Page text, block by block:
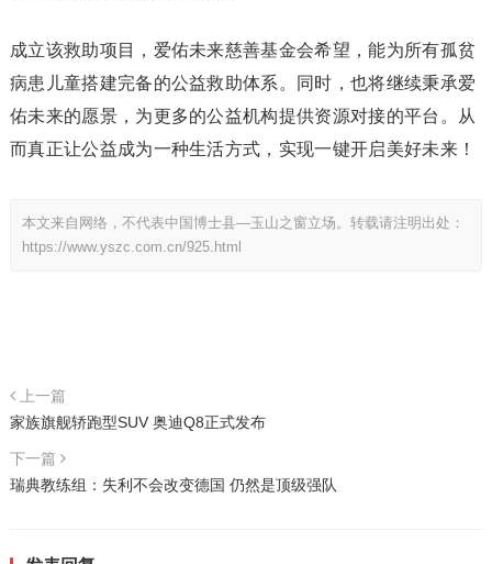
成立该救助项目，爱佑未来慈善基金会希望，能为所有孤贫
病患儿童搭建完备的公益救助体系。同时，也将继续秉承爱
佑未来的愿景，为更多的公益机构提供资源对接的平台。从
而真正让公益成为一种生活方式，实现一键开启美好未来！
本文来自网络，不代表中国博士县—玉山之窗立场。转载请注明出处：
https://www.yszc.com.cn/925.html
上一篇
家族旗舰轿跑型SUV 奥迪Q8正式发布
下一篇
瑞典教练组：失利不会改变德国 仍然是顶级强队